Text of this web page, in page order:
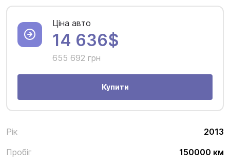
Рік
2013
Пробіг
150000 км
Ціна авто
14 636$
655 692 грн
Купити